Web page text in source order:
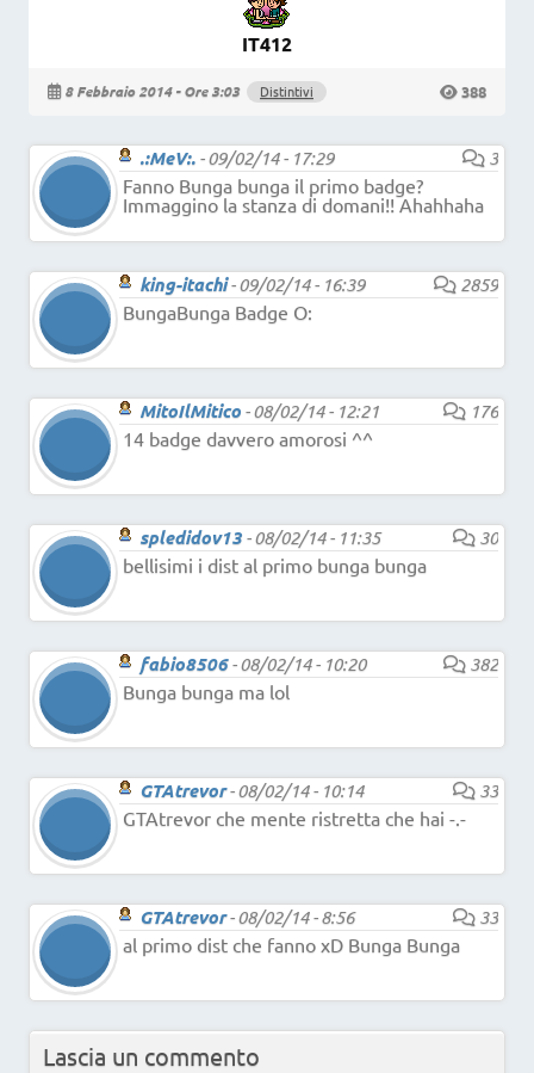
IT412
8 Febbraio 2014 - Ore 3:03 Distintivi 388
.:MeV:. -09/02/14 - 17:29
3
Fanno Bunga bunga il primo badge?
Immaggino la stanza di domani!! Ahahhaha
king-itachi-09/02/14 - 16:39
2859
BungaBunga Badge O:
MitoIlMitico -08/02/14 - 12:21
176
14 badge davvero amorosi ^^
spledidov13 -08/02/14 - 11:35
30
bellisimi i dist al primo bunga bunga
fabio8506-08/02/14 - 10:20
382
Bunga bunga ma lol
GTAtrevor-08/02/14 - 10:14
33
GTAtrevor che mente ristretta che hai -.-
GTAtrevor-08/02/14 - 8:56
33
al primo dist che fanno xD Bunga Bunga
Lascia un commento